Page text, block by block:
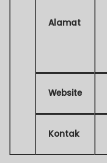
Alamat
Website
Kontak